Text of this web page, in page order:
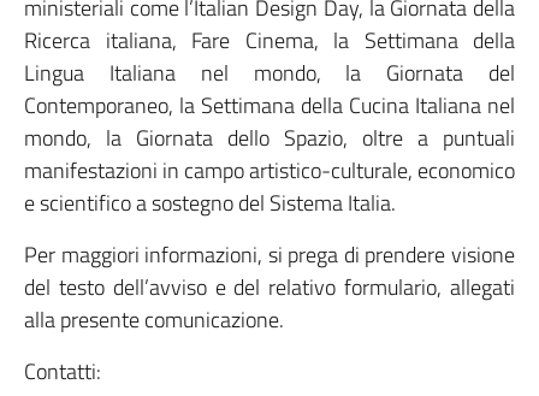
ministeriali come l’Italian Design Day, la Giornata della
Ricerca italiana, Fare Cinema, la Settimana della
Lingua Italiana nel mondo, la Giornata del
Contemporaneo, la Settimana della Cucina Italiana nel
mondo, la Giornata dello Spazio, oltre a puntuali
manifestazioni in campo artistico-culturale, economico
e scientifico a sostegno del Sistema Italia.
Per maggiori informazioni, si prega di prendere visione
del testo dell’avviso e del relativo formulario, allegati
alla presente comunicazione.
Contatti: